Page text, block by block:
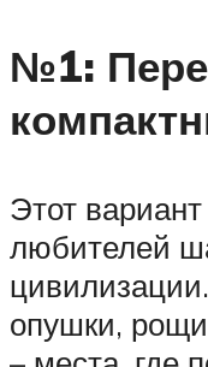
№1:
Этот
любителей
опушки,